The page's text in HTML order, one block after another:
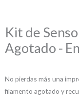
Kit de
Agotado -
No pierdas más una
filamento agotado y